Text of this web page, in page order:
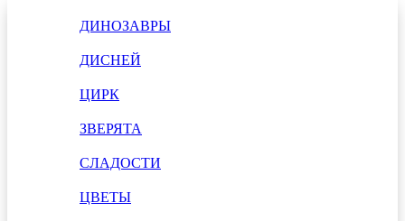
ДИНОЗАВРЫ
ДИСНЕЙ
ЦИРК
ЗВЕРЯТА
СЛАДОСТИ
ЦВЕТЫ